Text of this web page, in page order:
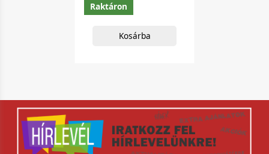
Raktáron
Kosárba